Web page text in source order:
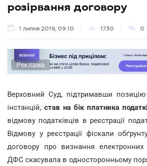
розірвання договору
1 липня 2019, 09:10 1730 0
Реклама
Верховний Суд, підтримавши позицію
інстанцій,став на бік платника
відмову податківців в реєстрації
Відмову у реєстрації фіскали
договору про визнання електронних
ДФС скасувала в односторонньому